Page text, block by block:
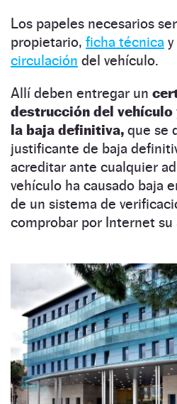
Los papeles necesarios
propietario, ficha técnica y
circulación del vehículo.
Allí deben entregar un
destrucción del vehículo
la baja definitiva, que se
justificante de baja
acreditar ante cualquier
vehículo ha causado baja
de un sistema de
comprobar por Internet